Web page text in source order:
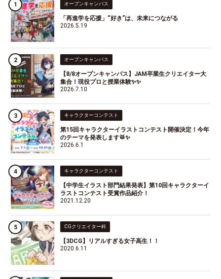
オープンキャンパス
「再進学を応援」“好き”は、未来につながる
2026.5.19
オープンキャンパス
【8/8オープンキャンパス】JAM卒業生クリエイター大
集合！現役プロと授業体験✨✨
2026.7.10
キャラクターコンテスト
第15回キャラクターイラストコンテスト開催決定！今年
のテーマを発表します🥁✨
2026.6.1
キャラクターコンテスト
【中学生イラスト部門結果発表】第10回キャラクターイ
ラストコンテスト受賞作品紹介！
2021.12.20
CGクリエイター科
【3DCG】リアルすぎる女子高生！！
2020.6.11